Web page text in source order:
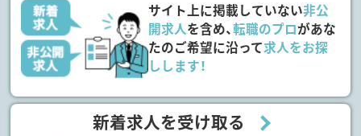
サイト上に掲載していない非公
開求人を含め、転職のプロがあな
たのご希望に沿って求人をお探
しします！
新着求人を受け取る